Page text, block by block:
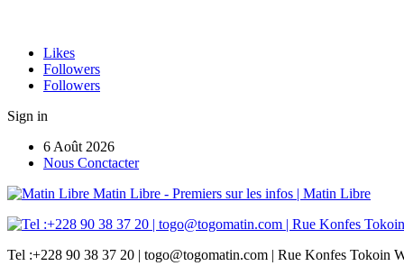
Likes
Followers
Followers
Sign in
6 Août 2026
Nous Conctacter
Matin Libre - Premiers sur les infos | Matin Libre
Tel :+228 90 38 37 20 | togo@togomatin.com | Rue Konfes Tokoin